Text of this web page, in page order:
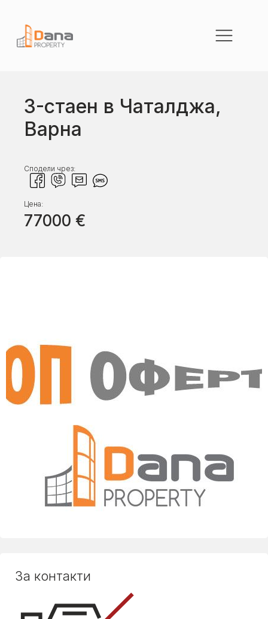
3-стаен в Чаталджа,
Варна
Сподели чрез:
Цена:
77000 €
За контакти